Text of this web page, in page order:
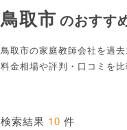
鳥取市 のおすす
鳥取市の家庭教師会社を過
料金相場や評判・口コミを
検索結果 10 件